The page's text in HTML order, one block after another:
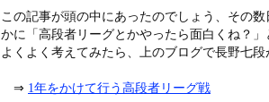
この記事が頭の中にあったのでしょう、その
かに「高段者リーグとかやったら面白くね？」
よくよく考えてみたら、上のブログで長野七段
⇒ 1年をかけて行う高段者リーグ戦